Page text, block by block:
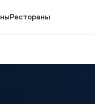
Рестораны